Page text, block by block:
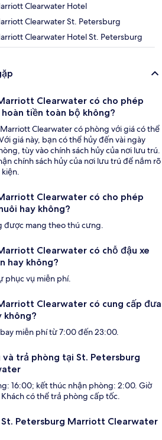
Clearwater Hotel
Clearwater St. Petersburg
Clearwater Hotel St. Petersburg
Clearwater có cho phép
tiền toàn bộ không?
Clearwater có phòng với giá có thể
giá này, bạn có thể hủy đến vài ngày
tùy vào chính sách hủy của nơi lưu trú.
chính sách hủy của nơi lưu trú để nắm rõ
Clearwater có cho phép
hay không?
được mang theo thú cưng.
Clearwater có chỗ đậu xe
hay không?
phục vụ miễn phí.
Clearwater có cung cấp đưa
không?
miễn phí từ 7:00 đến 23:00.
và trả phòng tại St. Petersburg
16:00; kết thúc nhận phòng: 2:00. Giờ
có thể trả phòng cấp tốc.
St. Petersburg Marriott Clearwater